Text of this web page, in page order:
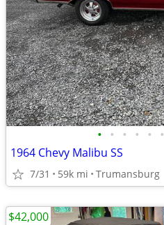
• • • • • •
1964 Chevy Malibu SS
7/31 59k mi Trumansburg
$42,000